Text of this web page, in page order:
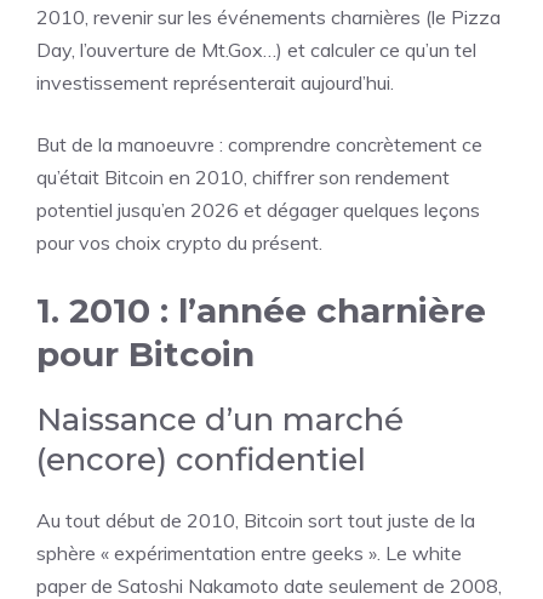
2010, revenir sur les événements charnières (le Pizza
Day, l’ouverture de Mt.Gox…) et calculer ce qu’un tel
investissement représenterait aujourd’hui.
But de la manoeuvre : comprendre concrètement ce
qu’était Bitcoin en 2010, chiffrer son rendement
potentiel jusqu’en 2026 et dégager quelques leçons
pour vos choix crypto du présent.
1. 2010 : l’année charnière
pour Bitcoin
Naissance d’un marché
(encore) confidentiel
Au tout début de 2010, Bitcoin sort tout juste de la
sphère « expérimentation entre geeks ». Le white
paper de Satoshi Nakamoto date seulement de 2008,